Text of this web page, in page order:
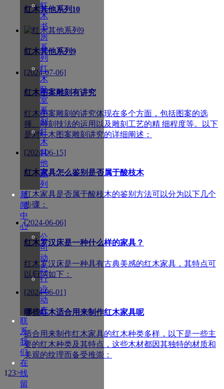
红
木
书
房
系
列
红
木
卧
室
系
列
红
木
其
他
系
列
新
闻
中
心
公
司
动
态
行
业
动
态
联
系
我
们
在
线
留
红木其他系列10
红木其他系列9
[2024-07-06]
红木图案雕刻有讲究
红木图案雕刻的讲究体现在多个方面，包括图案的选
择、雕刻技法的运用以及雕刻工艺的精 细程度等。以下
是对红木图案雕刻讲究的详细阐述：
[2024-06-15]
红木家具怎么鉴别是否属于酸枝木
红木家具是否属于酸枝木的鉴别方法可以分为以下几个
步骤：
[2024-06-06]
红木罗汉床是一种什么样的家具？
红木罗汉床是一种具有古典美感的红木家具，其特点可
以归纳如下：
[2024-06-01]
哪些红木适合用来制作红木家具呢
适合用来制作红木家具的红木种类多样，以下是一些主
要的红木种类及其特点，这些木材都因其独特的材质和
美观的纹理而备受推崇：
1 23>